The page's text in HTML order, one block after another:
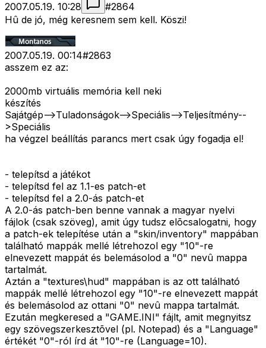
2007.05.19. 10:28
#2864
Hû de jó, még keresnem sem kell. Köszi!
2007.05.19. 00:14#2863
asszem ez az:
2000mb virtuális memória kell neki
készítés
Sajátgép-->Tuladonságok-->Speciális-->Teljesítmény--
>Speciális
ha végzel beállítás parancs mert csak úgy fogadja el!
- telepítsd a játékot
- telepítsd fel az 1.1-es patch-et
- telepítsd fel a 2.0-ás patch-et
A 2.0-ás patch-ben benne vannak a magyar nyelvi
fájlok (csak szöveg), amit úgy tudsz elõcsalogatni, hogy
a patch-ek telepítése után a "skin/inventory" mappában
található mappák mellé létrehozol egy "10"-re
elnevezett mappát és belemásolod a "0" nevû mappa
tartalmát.
Aztán a "textures\hud" mappában is az ott található
mappák mellé létrehozol egy "10"-re elnevezett mappát
és belemásolod az ottani "0" nevû mappa tartalmát.
Ezután megkeresed a "GAME.INI" fájlt, amit megnyitsz
egy szövegszerkesztõvel (pl. Notepad) és a "Language"
értékét "0"-ról írd át "10"-re (Language=10).